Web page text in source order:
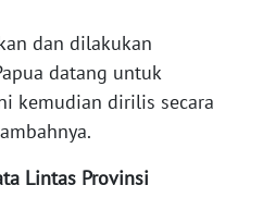
dan dilakukan
datang untuk
kemudian dirilis secara
Lintas Provinsi